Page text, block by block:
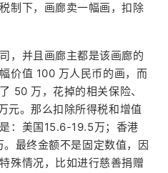
制下，画廊卖一幅画，扣除
，并且画廊主都是该画廊的
价值 100 万人民币的画，而
50 万，花掉的相关保险、
元。那么扣除所得税和增值
：美国15.6-19.5万；香港
最终金额不是固定数值，因
殊情况，比如进行慈善捐赠